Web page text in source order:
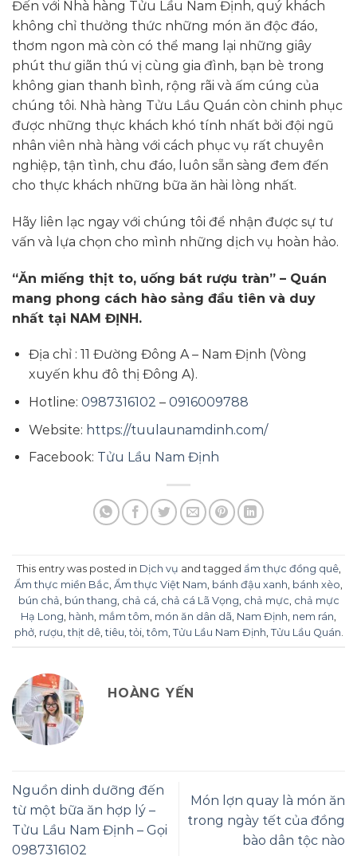
Đến với Nhà hàng Tửu Lầu Nam Định, quý khách
không chỉ thưởng thức những món ăn độc đáo,
thơm ngon mà còn có thể mang lại những giây
phút thư giãn thú vị cùng gia đình, bạn bè trong
không gian thanh bình, rộng rãi và ấm cúng của
chúng tôi. Nhà hàng Tửu Lầu Quán còn chinh phục
được những thực khách khó tính nhất bởi đội ngũ
nhân viên nhà hàng với cách phục vụ rất chuyên
nghiệp, tận tình, chu đáo, luôn sẵn sàng đem đến
cho thực khách những bữa ăn hài lòng nhất.
Hãy liên lạc ngay với chúng tôi để nhận được sự tư
vấn và lựa chọn cho mình những dịch vụ hoàn hảo.
“Ăn miếng thịt to, uống bát rượu tràn” – Quán
mang phong cách hào sảng đầu tiên và duy
nhất tại NAM ĐỊNH.
Địa chỉ : 11 Đường Đông A – Nam Định (Vòng
xuyến khu đô thị Đông A).
Hotline: 0987316102 – 0916009788
Website: https://tuulaunamdinh.com/
Facebook: Tửu Lầu Nam Định
This entry was posted in Dịch vụ and tagged ẩm thực đồng quê,
Ẩm thực miền Bắc Ẩm thực Việt Nam bánh đậu xanh bánh xèo
bún chả bún thang chả cá chả cá Lã Vọng chả mực chả mực
Hạ Long hành mắm tôm món ăn dân dã Nam Định nem rán
phở, rượu ,thịt dê,tiêu ,tỏi,tôm Tửu Lầu Nam Định Tửu Lầu Quán
HOÀNG YẾN
Nguồn dinh dưỡng đến
từ một bữa ăn hợp lý –
Tửu Lầu Nam Định – Gọi
0987316102
Món lợn quay là món ăn
trong ngày tết của đồng
bào dân tộc nào